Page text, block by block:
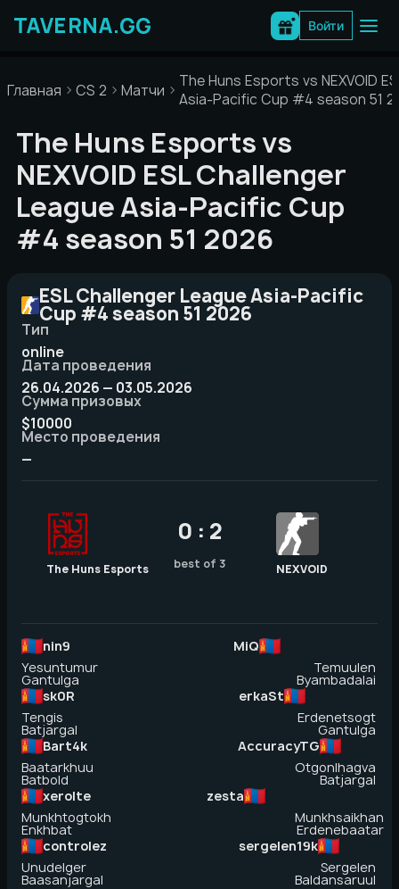
содержимому
Войти
Главная CS 2 Матчи
The Huns Esports vs NEXVOID
Asia-Pacific Cup #4 season 51
The Huns Esports vs
NEXVOID ESL Challenger
League Asia-Pacific Cup
#4 season 51 2026
ESL Challenger League Asia-Pacific
Cup #4 season 51 2026
Тип
online
Дата проведения
26.04.2026 — 03.05.2026
Сумма призовых
$10000
Место проведения
—
nin9
Yesuntumur
Gantulga
sk0R
Tengis
Batjargal
Bart4k
Baatarkhuu
Batbold
xerolte
Munkhtogtokh
Enkhbat
controlez
Unudelger
Baasanjargal
The Huns Esports
0 : 2
best of 3 NEXVOID
MiQ
Temuulen
Byambadalai
erkaSt
Erdenetsogt
Gantulga
AccuracyTG
Otgonlhagva
Batjargal
zesta
Munkhsaikhan
Erdenebaatar
sergelen19k
Sergelen
Baldansaruul